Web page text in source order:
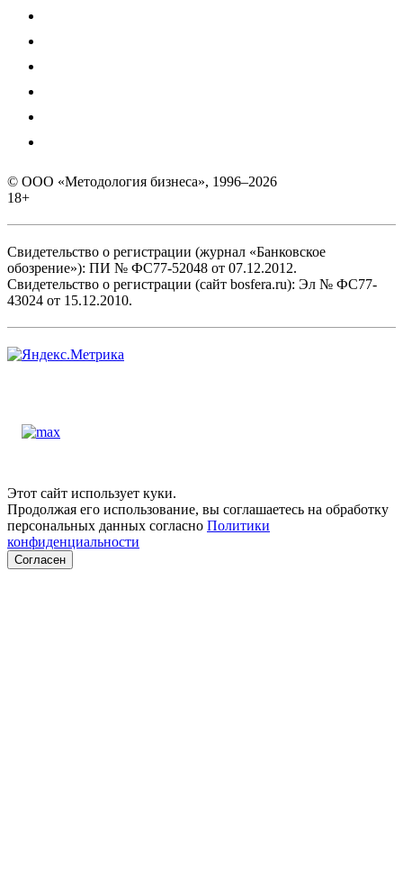
© ООО «Методология бизнеса», 1996–2026
18+
Свидетельство о регистрации (журнал «Банковское
обозрение»): ПИ № ФС77-52048 от 07.12.2012.
Свидетельство о регистрации (сайт bosfera.ru): Эл № ФС77-
43024 от 15.12.2010.
Этот сайт использует куки.
Продолжая его использование, вы соглашаетесь на обработку
персональных данных согласно Политики
конфиденциальности
Согласен